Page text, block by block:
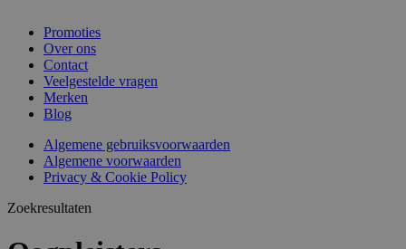
Promoties
Over ons
Contact
Veelgestelde vragen
Merken
Blog
Algemene gebruiksvoorwaarden
Algemene voorwaarden
Privacy & Cookie Policy
Zoekresultaten